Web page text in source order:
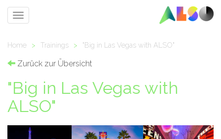
Toggle
Home > Trainings > "Big in Las Vegas with ALSO"
Zurück zur Übersicht
"Big in Las Vegas with
ALSO"